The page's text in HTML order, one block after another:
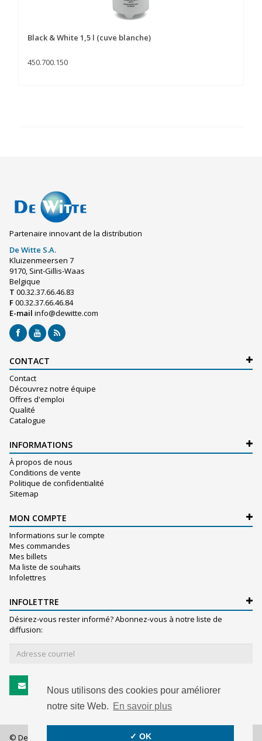
Nous utilisons des cookies pour améliorer
notre site Web. En savoir plus
✓ OK
Black & White 1,5 l (cuve blanche)
450.700.150
Partenaire innovant de la distribution
De Witte S.A.
Kluizenmeersen 7
9170, Sint-Gillis-Waas
Belgique
T 00.32.37.66.46.83
F00.32.37.66.46.84
E-mail info@dewitte.com
CONTACT
Contact
Découvrez notre équipe
Offres d'emploi
Qualité
Catalogue
INFORMATIONS
À propos de nous
Conditions de vente
Politique de confidentialité
Sitemap
MON COMPTE
Informations sur le compte
Mes commandes
Mes billets
Ma liste de souhaits
Infolettres
INFOLETTRE
Désirez-vous rester informé? Abonnez-vous à notre liste de
diffusion:
S'abonner
© De Witte S.A. - 2026 - All rights reserved